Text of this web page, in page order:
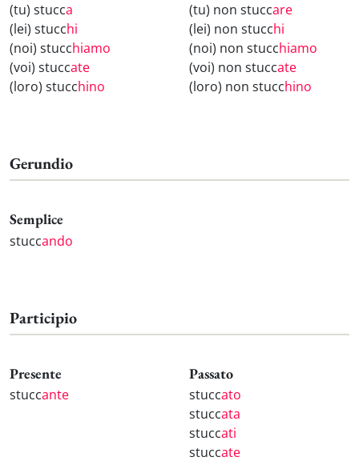
(tu) stucca
(lei) stucchi
(noi) stucchiamo
(voi) stuccate
(loro) stucchino
(tu) non stuccare
(lei) non stucchi
(noi) non stucchiamo
(voi) non stuccate
(loro) non stucchino
Gerundio
Semplice
stuccando
Participio
Presente
stuccante
Passato
stuccato
stuccata
stuccati
stuccate